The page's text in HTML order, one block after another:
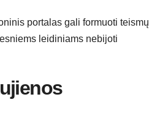
portalas gali formuoti teismų
leidiniams nebijoti